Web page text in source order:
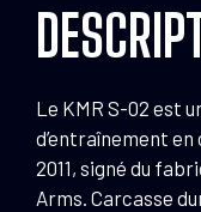
Le KMR S-02 est
d’entraînement
2011, signé du
Arms. Carcasse